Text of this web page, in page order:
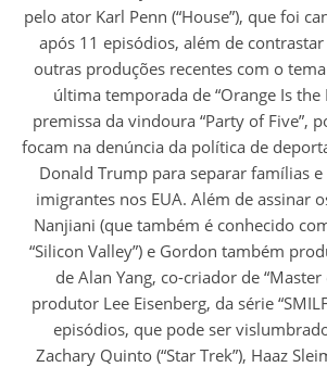
pelo ator Karl Penn (“House”), que foi
após 11 episódios, além de
outras produções recentes com o
última temporada de “Orange Is the
premissa da vindoura “Party of Five”,
focam na denúncia da política de
Donald Trump para separar famílias
imigrantes nos EUA. Além de assinar
Nanjiani (que também é conhecido
“Silicon Valley”) e Gordon também
de Alan Yang, co-criador de “Master
produtor Lee Eisenberg, da série
episódios, que pode ser
Zachary Quinto (“Star Trek”), Haaz